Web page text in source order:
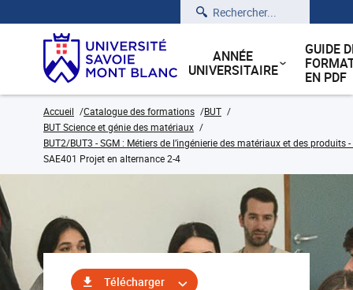
Rechercher
ANNÉE
UNIVERSITAIRE
GUIDE
EN PDF
Accueil Catalogue des formations
BUT
BUT Science et génie des matériaux
BUT2/BUT3 - SGM : Métiers de l’ingénierie des matériaux et des produits
SAE401 Projet en alternance 2-4
Télécharger